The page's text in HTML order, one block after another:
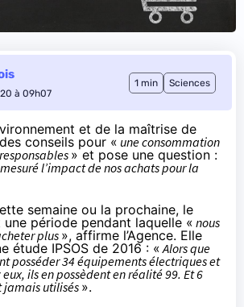
à 09h07
1 min Sciences
et de la maîtrise de
conseils pour « une consommation
» et pose une question :
l’impact de nos achats pour la
semaine ou la prochaine, le
une période pendant laquelle « nous
plus », affirme l’Agence. Elle
étude IPSOS de 2016 : «Alors que
posséder 34 équipements électriques et
ils en possèdent en réalité 99. Et 6
jamais utilisés ».